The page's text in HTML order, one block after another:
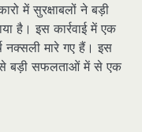
में सुरक्षाबलों ने बड़ी
है। इस कार्रवाई में एक
नक्सली मारे गए हैं। इस
बड़ी सफलताओं में से एक